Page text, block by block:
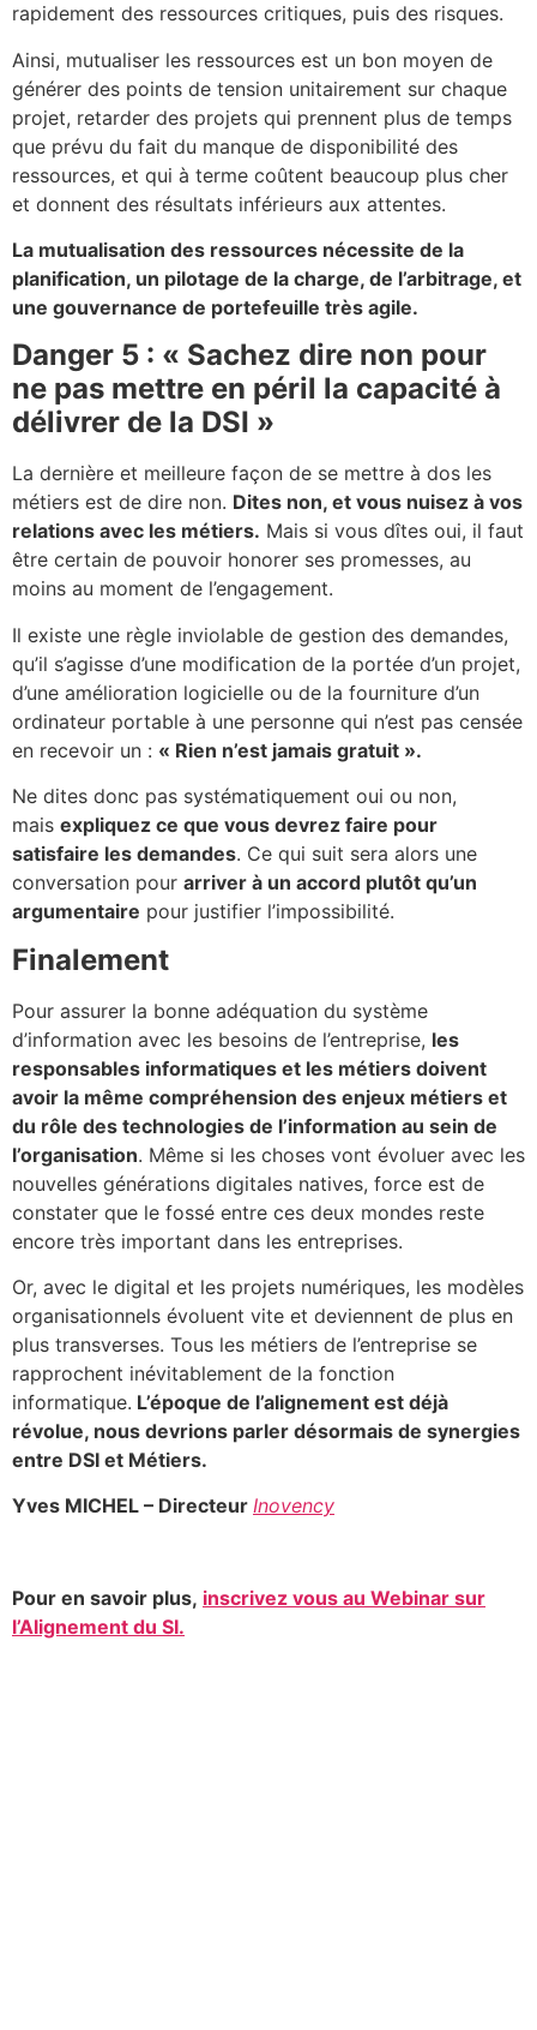
rapidement des ressources critiques, puis des risques.
Ainsi, mutualiser les ressources est un bon moyen de
générer des points de tension unitairement sur chaque
projet, retarder des projets qui prennent plus de temps
que prévu du fait du manque de disponibilité des
ressources, et qui à terme coûtent beaucoup plus cher
et donnent des résultats inférieurs aux attentes.
La mutualisation des ressources nécessite de la
planification, un pilotage de la charge, de l’arbitrage, et
une gouvernance de portefeuille très agile.
Danger 5 : « Sachez dire non pour
ne pas mettre en péril la capacité à
délivrer de la DSI »
La dernière et meilleure façon de se mettre à dos les
métiers est de dire non. Dites non, et vous nuisez à vos
relations avec les métiers. Mais si vous dîtes oui, il faut
être certain de pouvoir honorer ses promesses, au
moins au moment de l’engagement.
Il existe une règle inviolable de gestion des demandes,
qu’il s’agisse d’une modification de la portée d’un projet,
d’une amélioration logicielle ou de la fourniture d’un
ordinateur portable à une personne qui n’est pas censée
en recevoir un : « Rien n’est jamais gratuit ».
Ne dites donc pas systématiquement oui ou non,
mais expliquez ce que vous devrez faire pour
satisfaire les demandes. Ce qui suit sera alors une
conversation pour arriver à un accord plutôt qu’un
argumentaire pour justifier l’impossibilité.
Finalement
Pour assurer la bonne adéquation du système
d’information avec les besoins de l’entreprise, les
responsables informatiques et les métiers doivent
avoir la même compréhension des enjeux métiers et
du rôle des technologies de l’information au sein de
l’organisation. Même si les choses vont évoluer avec les
nouvelles générations digitales natives, force est de
constater que le fossé entre ces deux mondes reste
encore très important dans les entreprises.
Or, avec le digital et les projets numériques, les modèles
organisationnels évoluent vite et deviennent de plus en
plus transverses. Tous les métiers de l’entreprise se
rapprochent inévitablement de la fonction
informatique. L’époque de l’alignement est déjà
révolue, nous devrions parler désormais de synergies
entre DSI et Métiers.
Yves MICHEL – Directeur Inovency
Pour en savoir plus, inscrivez vous au Webinar sur
l’Alignement du SI.